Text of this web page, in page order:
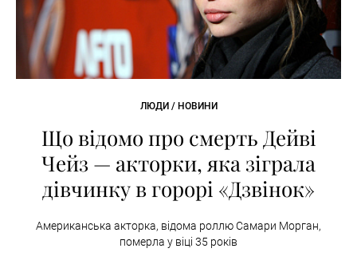
ЛЮДИ / НОВИНИ
Що відомо про смерть Дейві
Чейз — акторки, яка зіграла
дівчинку в горорі «Дзвінок»
Американська акторка, відома роллю Самари Морган,
померла у віці 35 років